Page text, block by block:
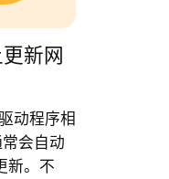
新网
动程序相
会自动
新。不